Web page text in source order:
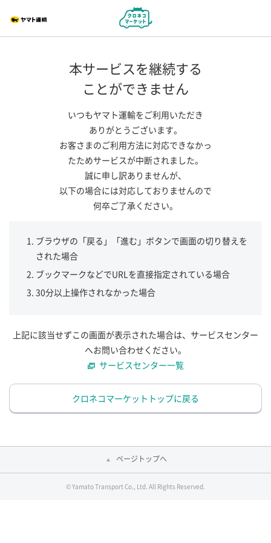
本サービスを継続する
ことができません
いつもヤマト運輸をご利用いただき
ありがとうございます。
お客さまのご利用方法に対応できなかっ
たためサービスが中断されました。
誠に申し訳ありませんが、
以下の場合には対応しておりませんので
何卒ご了承ください。
ブラウザの「戻る」「進む」ボタンで画面の切り替えを
された場合
ブックマークなどでURLを直接指定されている場合
30分以上操作されなかった場合
上記に該当せずこの画面が表示された場合は、サービスセンター
へお問い合わせください。
サービスセンター一覧
クロネコマーケットトップに戻る
ページトップへ
© Yamato Transport Co., Ltd. All Rights Reserved.